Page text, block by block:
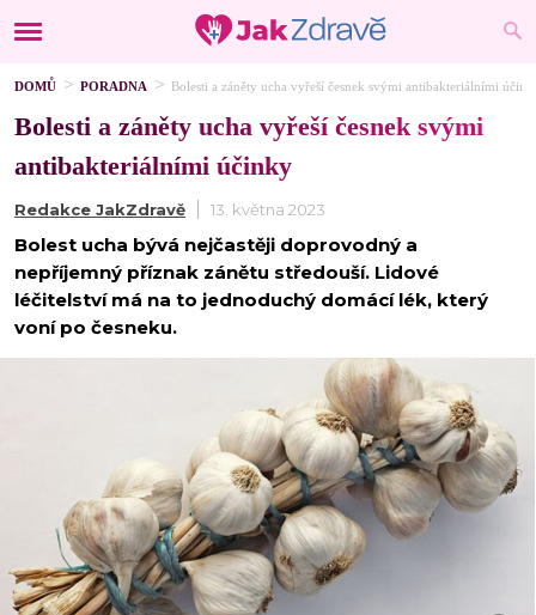
DOMŮ PORADNA Bolesti a záněty ucha vyřeší česnek svými antibakteriálními
Bolesti a záněty ucha vyřeší česnek svými
antibakteriálními účinky
Redakce JakZdravě 13. května 2023
Bolest ucha bývá nejčastěji doprovodný a
nepříjemný příznak zánětu středouší. Lidové
léčitelství má na to jednoduchý domácí lék, který
voní po česneku.